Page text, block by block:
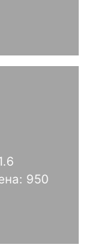
950